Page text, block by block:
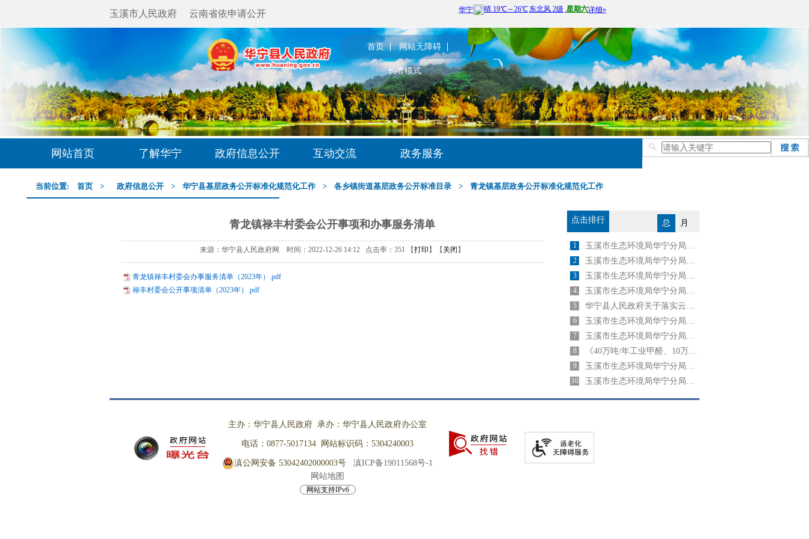
玉溪市人民政府 云南省依申请公开
首页 网站无障碍
长者模式
网站首页 了解华宁 政府信息公开 互动交流 政务服务
当前位置: 首页 > 政府信息公开 > 华宁县基层政务公开标准化规范化工作 > 各乡镇街道基层政务公开标准目录 > 青龙镇基层政务公开标准化规范化工作
青龙镇禄丰村委会公开事项和办事服务清单
来源：华宁县人民政府网 时间：2022-12-26 14:12 点击率： 351 【打印 】【 关闭 】
青龙镇禄丰村委会办事服务清单（2023年）.pdf
禄丰村委会公开事项清单（2023年）.pdf
点击排行 总 月
1 玉溪市生态环境局华宁分局关于2024年4月25日建设项目环境影响评价文件 受理情况的公示
2 玉溪市生态环境局华宁分局关于2025年6月5日建设项目环境影响评价文件 受理情况的公示
3 玉溪市生态环境局华宁分局关于2024年7月4日建设项目环境影响评价文件 受理情况的公示
4 玉溪市生态环境局华宁分局关于2025年6月23日建设项目环境影响评价文件 受理情况的公示
5 华宁县人民政府关于落实云南盛佳新材料有限责任公司40万吨/年工业甲醛、10万吨/年 脲醛胶及胶粉生产项目主要污染物 区域削减总量指标的承诺
6 玉溪市生态环境局华宁分局关于2024年8月30日建设项目环境影响评价文件 受理情况的公示
7 玉溪市生态环境局华宁分局关于2024年9月03日建设项目环境影响评价文件 受理情况的公示
8 《40万吨/年工业甲醛、10万吨/年脲醛胶及胶粉生产项目污染物区域削减方案》公示
9 玉溪市生态环境局华宁分局关于2024年3月21日建设项目环境影响评价文件受理情况的公示
10 玉溪市生态环境局华宁分局关于2024年2月5日建设项目环境影响评价文件受理情况的公示
主办：华宁县人民政府 承办：华宁县人民政府办公室
电话：0877-5017134 网站标识码：5304240003
滇公网安备 53042402000003号
滇ICP备19011568号-1
网站地图
网站支持IPv6